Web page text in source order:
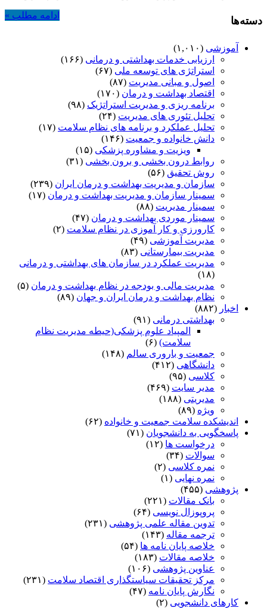
ادامه مطلب » دسته‌ها
آموزشی (۱,۰۱۰)
ارزیابی خدمات بهداشتی و درمانی (۱۶۶)
استراتژی های توسعه ملی (۶۷)
اصول و مبانی مدیریت (۸۷)
اقتصاد بهداشت و درمان (۱۷۰)
برنامه ریزی و مدیریت استراتژیک (۹۸)
تحلیل تئوری های مدیریت (۲۴)
تحلیل عملکرد و برنامه های نظام سلامت (۱۷)
دانش خانواده و جمعیت (۱۴۶)
ویزیت و مشاوره پزشکی (۱۵)
روابط درون بخشی و برون بخشی (۳۱)
روش تحقیق (۵۶)
سازمان و مدیریت بهداشت و درمان ایران (۲۳۹)
سمینار سازمان و مدیریت بهداشت و درمان (۱۷)
سمینار مدیریت (۸۸)
سمینار موردی بهداشت و درمان (۴۷)
کارورزی و کار آموزی در نظام سلامت (۲)
مدیریت آموزشی (۴۹)
مدیریت بیمارستانی (۸۳)
مدیریت عملکرد در سازمان های بهداشتی و درمانی
(۱۸)
مدیریت مالی و بودجه در نظام بهداشت و درمان (۵)
نظام بهداشت و درمان ایران و جهان (۸۹)
اخبار (۸۸۲)
بهداشتی درمانی (۹۱)
المپیاد علوم پزشکی(حیطه مدیریت نظام
سلامت) (۶)
جمعیت و باروری سالم (۱۴۸)
دانشگاهی (۴۱۲)
کلاسی (۹۵)
مدیر سایت (۴۶۹)
مدیریتی (۱۸۸)
ویژه (۸۹)
اندیشکده سلامت جمعیت و خانواده (۶۲)
پاسخگویی به دانشجویان (۷۱)
درخواست ها (۱۲)
سوالات (۳۴)
نمره کلاسی (۲)
نمره نهایی (۱)
پژوهشی (۴۵۵)
بانک مقالات (۲۲۱)
پروپوزال نویسی (۶۴)
تدوین مقاله علمی پژوهشی (۲۳۱)
ترجمه مقاله (۱۴۳)
خلاصه پایان نامه ها (۵۴)
خلاصه مقالات (۱۸۳)
عناوین پژوهشی (۱۰۶)
مرکز تحقیقات سیاستگذاری اقتصاد سلامت (۲۳۱)
نگارش پایان نامه (۴۷)
کارهای دانشجویی (۲)